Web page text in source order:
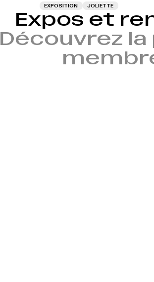
EXPOSITION JOLIETTE
Expos et
Découvrez